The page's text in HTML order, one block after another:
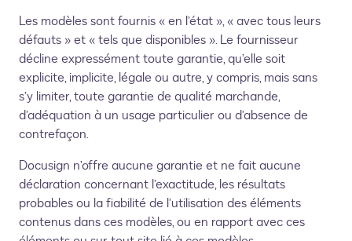
Les modèles sont fournis « en l’état », « avec tous leurs
défauts » et « tels que disponibles ». Le fournisseur
décline expressément toute garantie, qu’elle soit
explicite, implicite, légale ou autre, y compris, mais sans
s’y limiter, toute garantie de qualité marchande,
d’adéquation à un usage particulier ou d’absence de
contrefaçon.
Docusign n’offre aucune garantie et ne fait aucune
déclaration concernant l’exactitude, les résultats
probables ou la fiabilité de l’utilisation des éléments
contenus dans ces modèles, ou en rapport avec ces